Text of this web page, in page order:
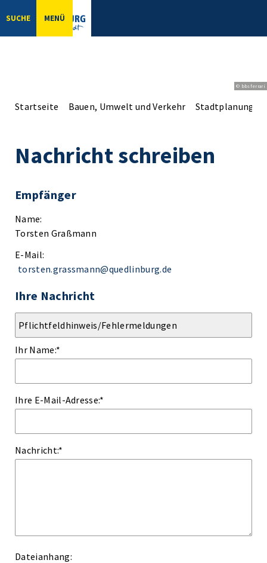
SUCHE MENÜ
© bbsferrari
Startseite Bauen, Umwelt und Verkehr Stadtplanung
Nachricht schreiben
Empfänger
Name:
Torsten Graßmann
E-Mail:
torsten.grassmann@quedlinburg.de
Ihre Nachricht
Ihr Name:*
Ihre E-Mail-Adresse:*
Nachricht:*
Dateianhang: